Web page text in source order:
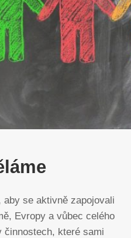
aby se aktivně zapojovali
Evropy a vůbec celého
činnostech, které sami